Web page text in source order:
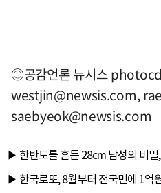
◎공감언론 뉴시스
westjin@newsis.com,
saebyeok@newsis.com